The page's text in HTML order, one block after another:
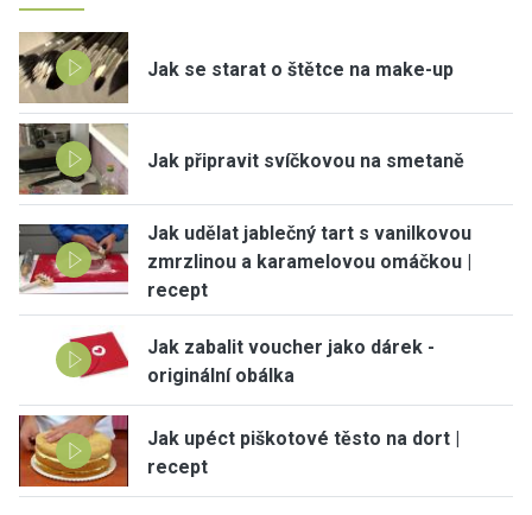
Jak se starat o štětce na make-up
Jak připravit svíčkovou na smetaně
Jak udělat jablečný tart s vanilkovou
zmrzlinou a karamelovou omáčkou |
recept
Jak zabalit voucher jako dárek -
originální obálka
Jak upéct piškotové těsto na dort |
recept